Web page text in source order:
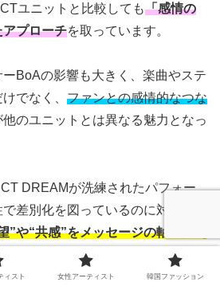
ユニットと比較しても「感情の
プローチを取っています。
BoAの影響も大きく、楽曲やステ
でなく、 ファンとの感情的なつな
他のユニットとは異なる魅力となっ
DREAMが洗練されたパフォー
差別化を図っているのに対し、
”や“共感”をメッセージの軸に据え
ィスト 女性アーティスト 韓国ファッション